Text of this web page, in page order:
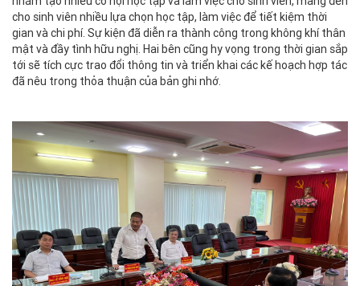
cho sinh viên nhiều lựa chọn học tập, làm việc để tiết kiệm thời
gian và chi phí. Sự kiện đã diễn ra thành công trong không khí thân
mật và đầy tình hữu nghị. Hai bên cũng hy vọng trong thời gian sắp
tới sẽ tích cực trao đổi thông tin và triển khai các kế hoạch hợp tác
đã nêu trong thỏa thuận của bản ghi nhớ.